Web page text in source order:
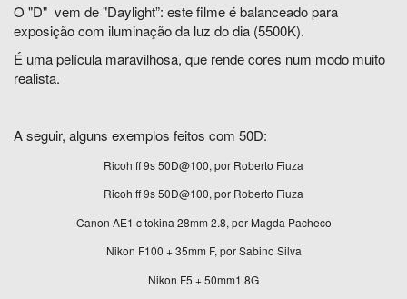
O "D" vem de "Daylight”: este filme é balanceado para
exposição com iluminação da luz do dia (5500K).
É uma película maravilhosa, que rende cores num modo muito
realista.
A seguir, alguns exemplos feitos com 50D:
Ricoh ff 9s 50D@100, por Roberto Fiuza
Ricoh ff 9s 50D@100, por Roberto Fiuza
Canon AE1 c tokina 28mm 2.8, por Magda Pacheco
Nikon F100 + 35mm F, por Sabino Silva
Nikon F5 + 50mm1.8G